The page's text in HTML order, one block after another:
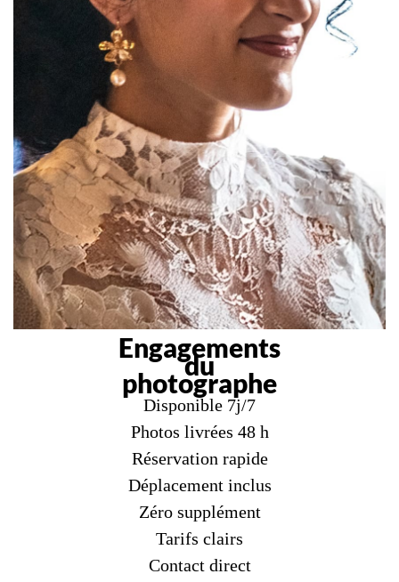
Engagements
du
photographe
Disponible 7j/7
Photos livrées 48 h
Réservation rapide
Déplacement inclus
Zéro supplément
Tarifs clairs
Contact direct